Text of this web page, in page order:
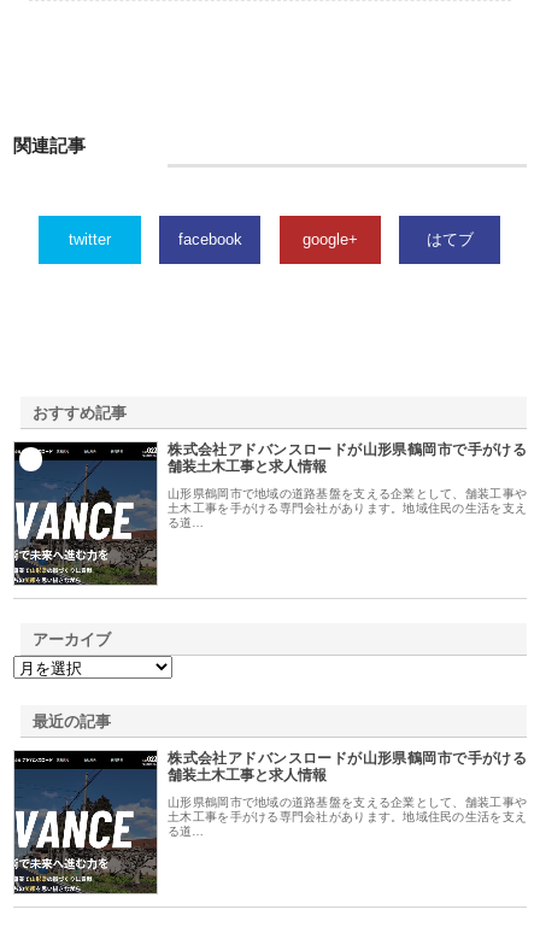
関連記事
twitter facebook google+ はてブ
おすすめ記事
株式会社アドバンスロードが山形県鶴岡市で手がける
舗装土木工事と求人情報
山形県鶴岡市で地域の道路基盤を支える企業として、舗装工事や
土木工事を手がける専門会社があります。地域住民の生活を支え
る道…
アーカイブ
最近の記事
株式会社アドバンスロードが山形県鶴岡市で手がける
舗装土木工事と求人情報
山形県鶴岡市で地域の道路基盤を支える企業として、舗装工事や
土木工事を手がける専門会社があります。地域住民の生活を支え
る道…